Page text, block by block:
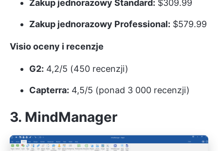
Zakup jednorazowy Standard: $309.99
Zakup jednorazowy Professional: $579.99
Visio oceny i recenzje
G2: 4,2/5 (450 recenzji)
Capterra: 4,5/5 (ponad 3 000 recenzji)
3. MindManager